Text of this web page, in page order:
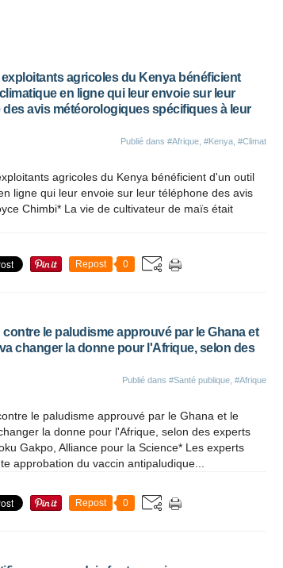
exploitants agricoles du Kenya bénéficient
en ligne qui leur envoie sur leur
avis météorologiques spécifiques à leur
Publié dans #Afrique #Kenya #Climat
agricoles du Kenya bénéficient d'un outil
ligne qui leur envoie sur leur téléphone des avis
Chimbi* La vie de cultivateur de maïs était
Repost 0
le paludisme approuvé par le Ghana et
changer la donne pour l'Afrique, selon des
Publié dans #Santé publique #Afrique
le paludisme approuvé par le Ghana et le
la donne pour l'Afrique, selon des experts
Gakpo, Alliance pour la Science* Les experts
approbation du vaccin antipaludique...
Repost 0